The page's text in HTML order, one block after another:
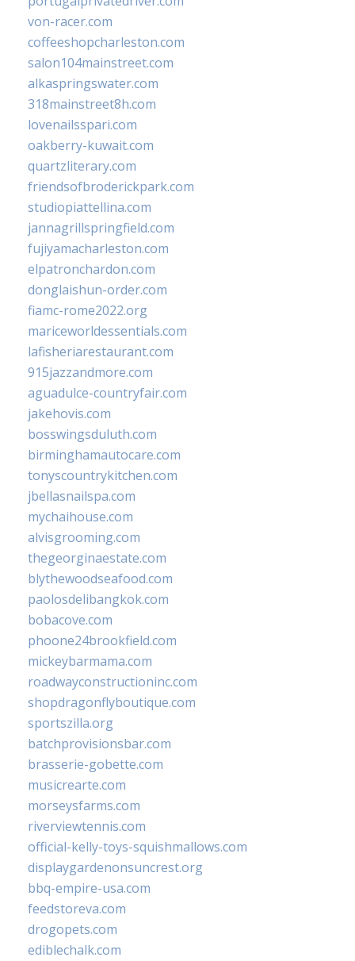
von-racer.com
coffeeshopcharleston.com
salon104mainstreet.com
alkaspringswater.com
318mainstreet8h.com
lovenailsspari.com
oakberry-kuwait.com
quartzliterary.com
friendsofbroderickpark.com
studiopiattellina.com
jannagrillspringfield.com
fujiyamacharleston.com
elpatronchardon.com
donglaishun-order.com
fiamc-rome2022.org
mariceworldessentials.com
lafisheriarestaurant.com
915jazzandmore.com
aguadulce-countryfair.com
jakehovis.com
bosswingsduluth.com
birminghamautocare.com
tonyscountrykitchen.com
jbellasnailspa.com
mychaihouse.com
alvisgrooming.com
thegeorginaestate.com
blythewoodseafood.com
paolosdelibangkok.com
bobacove.com
phoone24brookfield.com
mickeybarmama.com
roadwayconstructioninc.com
shopdragonflyboutique.com
sportszilla.org
batchprovisionsbar.com
brasserie-gobette.com
musicrearte.com
morseysfarms.com
riverviewtennis.com
official-kelly-toys-squishmallows.com
displaygardenonsuncrest.org
bbq-empire-usa.com
feedstoreva.com
drogopets.com
ediblechalk.com